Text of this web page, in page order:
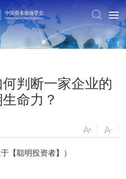
判断一家企业的
命力？
于【聪明投资者】）